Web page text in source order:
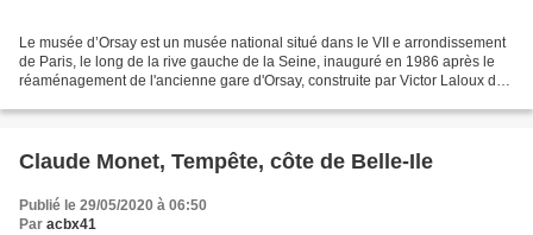
Le musée d’Orsay est un musée national situé dans le VII e arrondissement
de Paris, le long de la rive gauche de la Seine, inauguré en 1986 après le
réaménagement de l'ancienne gare d'Orsay, construite par Victor Laloux de
Claude Monet, Tempête, côte de Belle-Ile
Publié le 29/05/2020 à 06:50
Par acbx41